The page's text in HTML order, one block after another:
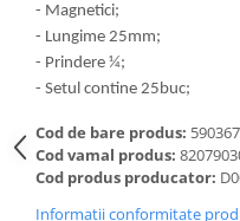
Freze pentru gaurire lemn
carton
Discuri pentru taiere si
Discuri pentru ferastrau
Discuri pentru slefuire
- Magnetici;
- Lungime 25mm;
- Prindere ¼;
- Setul contine 25buc;
Cod de bare produs:
Cod vamal produs:
Cod produs producator:
Informatii conformitate